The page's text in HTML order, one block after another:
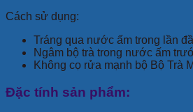
Cách sử dụng:
Tráng qua nước ấm trong lần
Ngâm bộ trà trong nước ấm
Không cọ rửa mạnh bộ Bộ Trà
Đặc tính sản phẩm: